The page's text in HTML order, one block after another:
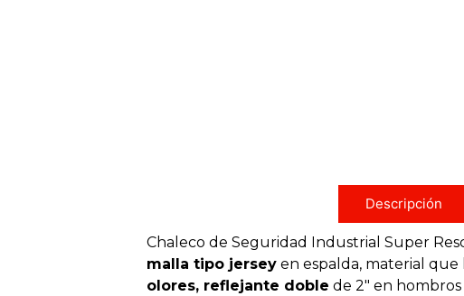
Descripción
Chaleco de Seguridad Industrial Super
malla tipo jersey en espalda, material que
olores, reflejante doble de 2″ en